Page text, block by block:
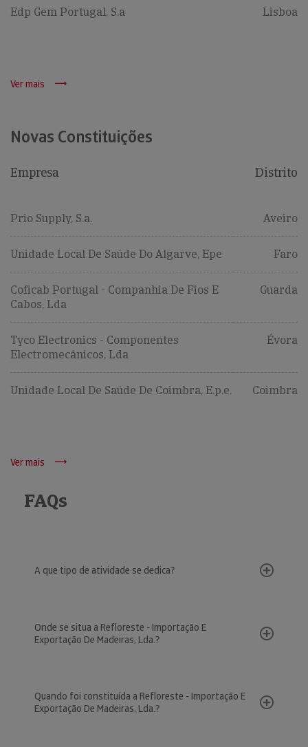
Edp Gem Portugal, S.a Lisboa
Ver mais
Novas Constituições
Empresa Distrito
Prio Supply, S.a. Aveiro
Unidade Local De Saúde Do Algarve, Epe Faro
Coficab Portugal - Companhia De Fios E
Cabos, Lda
Guarda
Tyco Electronics - Componentes
Electromecânicos, Lda
Évora
Unidade Local De Saúde De Coimbra, E.p.e. Coimbra
Ver mais
FAQs
A que tipo de atividade se dedica?
Onde se situa a Refloreste - Importação E
Exportação De Madeiras, Lda.?
Quando foi constituída a Refloreste - Importação E
Exportação De Madeiras, Lda.?